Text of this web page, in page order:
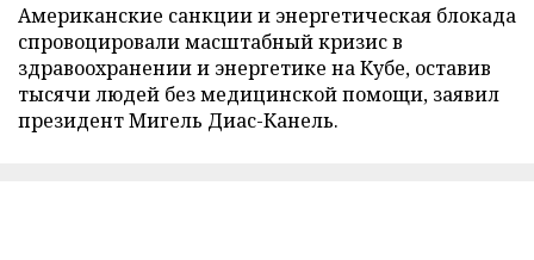
Американские санкции и энергетическая блокада
спровоцировали масштабный кризис в
здравоохранении и энергетике на Кубе, оставив
тысячи людей без медицинской помощи, заявил
президент Мигель Диас-Канель.